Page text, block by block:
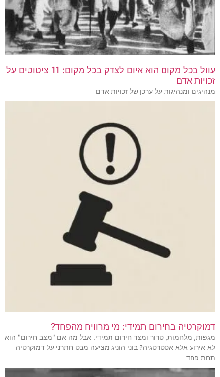
עוול בכל מקום הוא איום לצדק בכל מקום: 11 ציטוטים על
זכויות אדם
מנהיגים ומנהיגות על ערכן של זכויות אדם
דמוקרטיה בחירום תמידי: מי מרוויח מהפחד?
מגפות, מלחמות, טרור ומצד חירום תמידי. אבל מה אם "מצב חירום" הוא
לא אירוע אלא אסטרטגיה? בוני הוניג מציעה מבט חתרני על דמוקרטיה
תחת פחד